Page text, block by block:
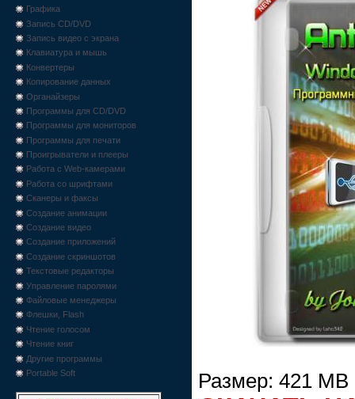
Графика
Запись CD/DVD
Запись видео с экрана
Клавиатура и мышь
Конвертеры
Копирование данных
Органайзеры
Программы для CD/DVD
Программы для мониторов
Программы для печати
Проигрыватели и плееры
Работа с Web-камерами
Работа со шрифтами
Сканеры и факсы
Создание анимации
Создание видео
Создание приложений
Создание скриншотов
Текстовые редакторы
Управление паролями
Файловые менеджеры
Флешки, Flash
Чтение голосом
Чтение книг
Другие программы
Portable Soft
Размер: 421 MB